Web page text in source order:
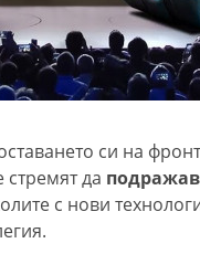
си на
стремят да
с нови